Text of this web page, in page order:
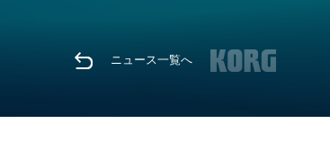
ニュース一覧へ